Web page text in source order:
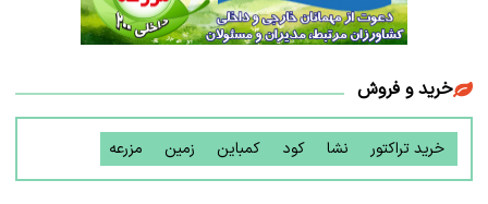
خرید و فروش
خرید تراکتور نشا کود کمباین زمین مزرعه